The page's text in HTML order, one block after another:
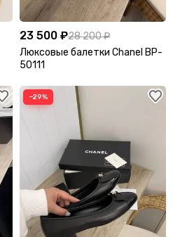
23 500 ₽28 200 ₽
Люксовые балетки Chanel BP-
50111
−29%